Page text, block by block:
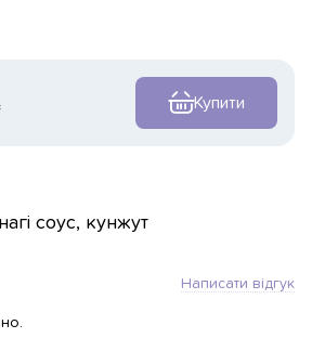
Купити
соус, кунжут
Написати відгук